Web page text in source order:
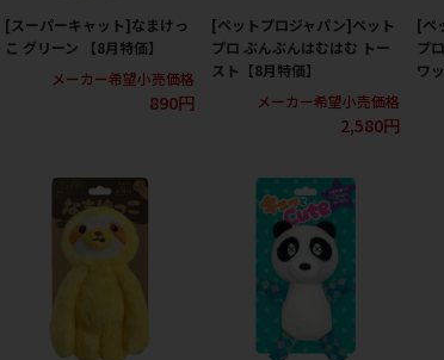
[スーパーキャット]なまけっ
こ グリーン 【8月特価】
メーカー希望小売価格
890円
[ペットプロジャパン]ペット
プロ ぶんぶんはむはむ トー
スト【8月特価】
メーカー希望小売価格
2,580円
[ペ
プ
ワ